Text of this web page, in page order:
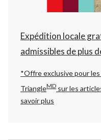
Expédition locale
admissibles de plus
*Offre exclusive pour
TriangleMD sur les
savoir plus